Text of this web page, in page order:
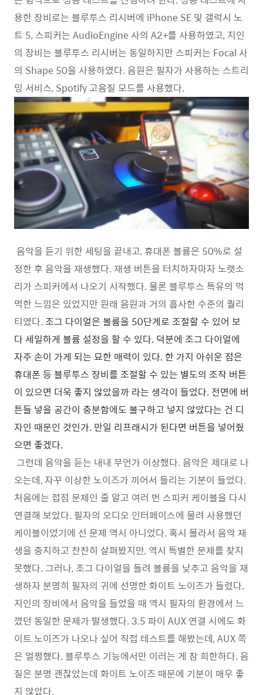
용한 장비로는 블루투스 리시버에 iPhone SE 및 갤럭시 노
트 5, 스피커는 AudioEngine 사의 A2+를 사용하였고, 지인
의 장비는 블루투스 리시버는 동일하지만 스피커는 Focal 사
의 Shape 50을 사용하였다. 음원은 필자가 사용하는 스트리
밍 서비스, Spotify 고음질 모드를 사용했다.
음악을 듣기 위한 세팅을 끝내고, 휴대폰 볼륨은 50%로 설
정한 후 음악을 재생했다. 재생 버튼을 터치하자마자 노랫소
리가 스피커에서 나오기 시작했다. 물론 블루투스 특유의 먹
먹한 느낌은 있었지만 원래 음원과 거의 흡사한 수준의 퀄리
티였다. 조그 다이얼은 볼륨을 50단계로 조절할 수 있어 보
다 세밀하게 볼륨 설정을 할 수 있다. 덕분에 조그 다이얼에
자주 손이 가게 되는 묘한 매력이 있다. 한 가지 아쉬운 점은
휴대폰 등 블루투스 장비를 조절할 수 있는 별도의 조작 버튼
이 있으면 더욱 좋지 않았을까 라는 생각이 들었다. 전면에 버
튼들 넣을 공간이 충분함에도 불구하고 넣지 않았다는 건 디
자인 때문인 것인가. 만일 리프래시가 된다면 버튼을 넣어줬
으면 좋겠다.
그런데 음악을 듣는 내내 무언가 이상했다. 음악은 제대로 나
오는데, 자꾸 이상한 노이즈가 끼어서 들리는 기분이 들었다.
처음에는 접점 문제인 줄 알고 여러 번 스피커 케이블을 다시
연결해 보았다. 필자의 오디오 인터페이스에 물려 사용했던
케이블이었기에 선 문제 역시 아니었다. 혹시 몰라서 음악 재
생을 중지하고 찬찬히 살펴봤지만, 역시 특별한 문제를 찾지
못했다. 그러나, 조그 다이얼을 돌려 볼륨을 낮추고 음악을 재
생하자 분명히 필자의 귀에 선명한 화이트 노이즈가 들렸다.
지인의 장비에서 음악을 들었을 때 역시 필자의 환경에서 느
꼈던 동일한 문제가 발생했다. 3.5 파이 AUX 연결 시에도 화
이트 노이즈가 나오나 싶어 직접 테스트를 해봤는데, AUX 쪽
은 멀쩡했다. 블루투스 기능에서만 이러는 게 참 희한하다. 음
질은 분명 괜찮았는데 화이트 노이즈 때문에 기분이 매우 좋
지 않았다.